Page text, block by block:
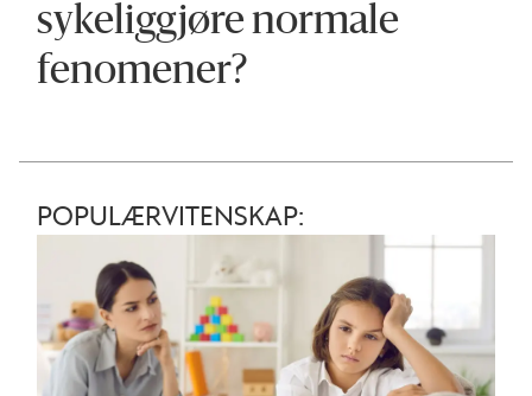
sykeliggjøre normale
fenomener?
POPULÆRVITENSKAP: